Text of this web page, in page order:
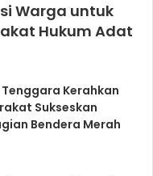
Warga untuk
Hukum Adat
Kerahkan
Sukseskan
Bendera Merah